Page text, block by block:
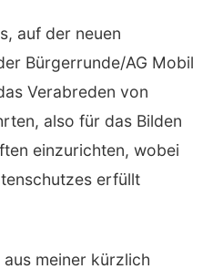
auf der neuen
Bürgerrunde/AG Mobil
Verabreden von
also für das Bilden
einzurichten, wobei
erfüllt
meiner kürzlich